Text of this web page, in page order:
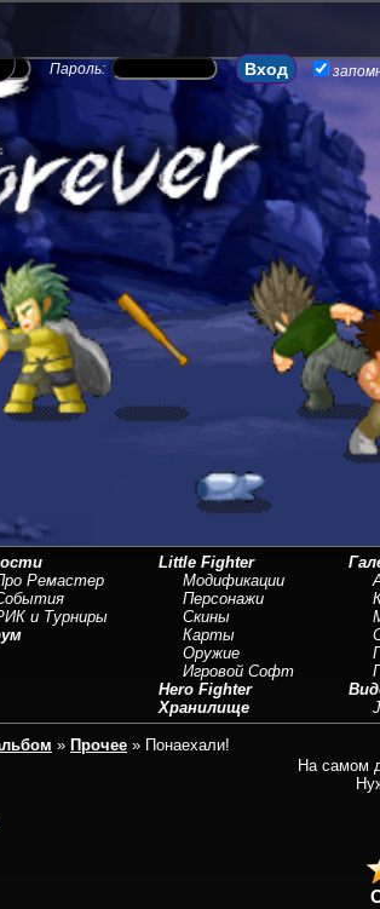
Пароль:
Ремастер
и Турниры
Little Fighter
Модификации
Персонажи
Скины
Карты
Оружие
Игровой Софт
Hero Fighter
Хранилище
» Прочее » Понаехали!
На самом